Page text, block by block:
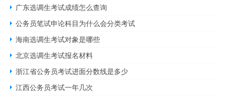
广东选调生考试成绩怎么查询
公务员笔试申论科目为什么会分类考试
海南选调生考试对象是哪些
北京选调生考试报名材料
浙江省公务员考试进面分数线是多少
江西公务员考试一年几次